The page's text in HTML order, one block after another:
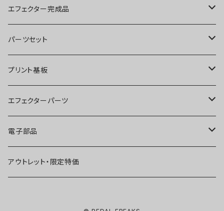
ブースター
オーバードライブ
ディストーション
ファズ
プリアンプ
空間系
エフェクター完成品
ブースター
オーバードライブ
ディストーション
ファズ
空間系
パーツセット
ブースター
オーバードライブ
ディストーション
ファズ
プリント基板
オーバードライブ
ディストーション
ファズ
エフェクターパーツ
スイッチ
ジャック
電子部品
IC
アウトレット・限定特価